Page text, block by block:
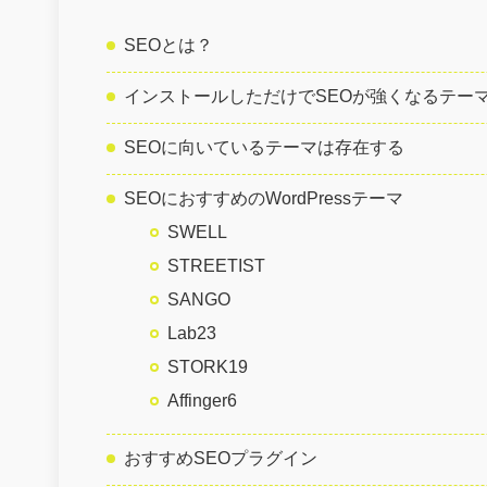
SEOとは？
インストールしただけでSEOが強くなるテー
SEOに向いているテーマは存在する
SEOにおすすめのWordPressテーマ
SWELL
STREETIST
SANGO
Lab23
STORK19
Affinger6
おすすめSEOプラグイン